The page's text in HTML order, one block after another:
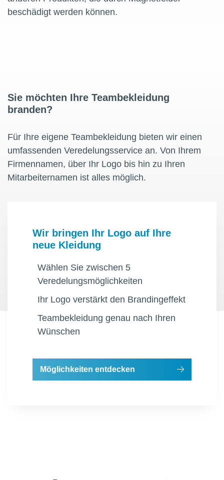
beschädigt werden können.
Sie möchten Ihre Teambekleidung
branden?
Für Ihre eigene Teambekleidung bieten wir einen
umfassenden Veredelungsservice an. Von Ihrem
Firmennamen, über Ihr Logo bis hin zu Ihren
Mitarbeiternamen ist alles möglich.
Wir bringen Ihr Logo auf Ihre
neue Kleidung
Wählen Sie zwischen 5
Veredelungsmöglichkeiten
Ihr Logo verstärkt den Brandingeffekt
Teambekleidung genau nach Ihren
Wünschen
Möglichkeiten entdecken